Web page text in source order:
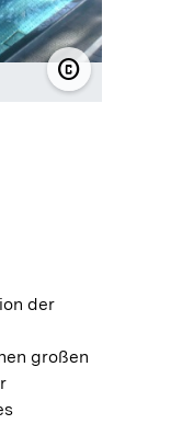
copyright
©
der
großen